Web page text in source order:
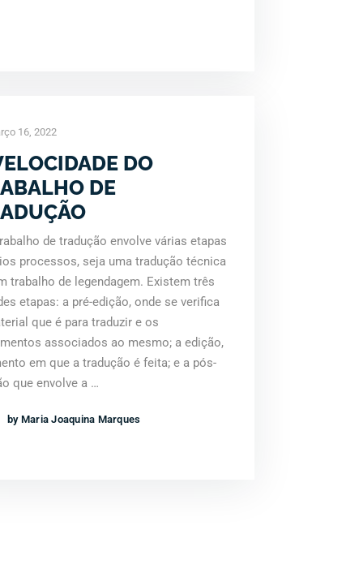
16, 2022
DO
DE
de tradução envolve várias etapas
processos, seja uma tradução técnica
trabalho de legendagem. Existem três
etapas: a pré-edição, onde se verifica
que é para traduzir e os
associados ao mesmo; a edição,
em que a tradução é feita; e a pós-
que envolve a …
by Maria Joaquina Marques